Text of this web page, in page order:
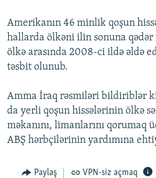
FOTOQALEREYA
İNFOQRAFIKA
OXU ZALI
AZƏRBAYCAN ƏDƏBIYYATI KITABXANASI
İZ - MƏDƏNIYYƏT PROQRAMI
HAQQIMIZDA
MISSIYAMIZ
MATERIALLARIMIZDAN ISTIFADƏ
AZADLIQRADIOSU MOBIL
BIZIMLƏ ƏLAQƏ
BIZI IZLƏ
RFE/RL-in bütün saytları
Amerikanın 46 minlik qoşun
hallarda ölkəni ilin sonuna
ölkə arasında 2008-ci ildə əldə
təsbit olunub.
Amma İraq rəsmiləri bildiriblər
da yerli qoşun hissələrinin ölkə
məkanını, limanlarını qorumaq
ABŞ hərbçilərinin yardımına
Paylaş VPN-siz açmaq